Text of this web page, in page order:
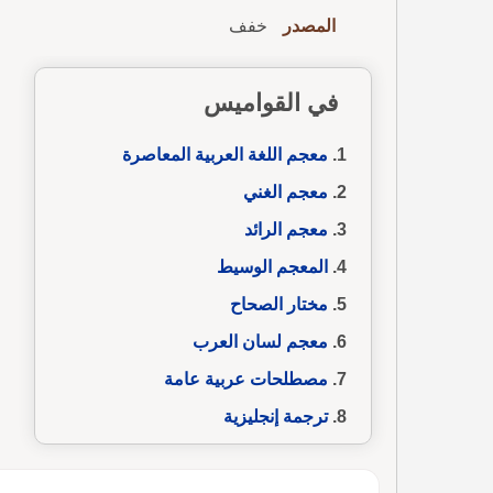
المصدر خفف
في القواميس
معجم اللغة العربية المعاصرة
معجم الغني
معجم الرائد
المعجم الوسيط
مختار الصحاح
معجم لسان العرب
مصطلحات عربية عامة
ترجمة إنجليزية